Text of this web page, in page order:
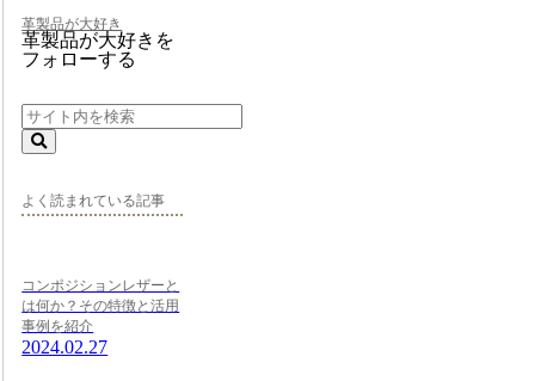
革製品が大好き
革製品が大好きを
フォローする
よく読まれている記事
コンポジションレザーと
は何か？その特徴と活用
事例を紹介
2024.02.27